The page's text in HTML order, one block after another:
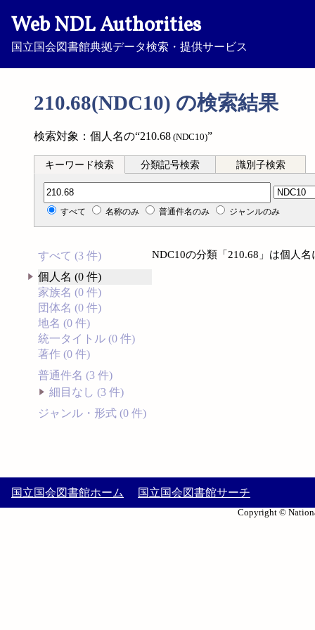
Web NDL Authorities
国立国会図書館典拠データ検索・提供サービス
210.68(NDC10) の検索結果
検索対象：個人名の“210.68 (NDC10)”
キーワード検索 分類記号検索 識別子検索
分類記号検索
すべて 名称のみ 普通件名のみ ジャンルのみ
すべて (3 件)
個人名 (0 件)
家族名 (0 件)
団体名 (0 件)
地名 (0 件)
統一タイトル (0 件)
著作 (0 件)
普通件名 (3 件)
細目なし (3 件)
ジャンル・形式 (0 件)
NDC10の分類「210.68」は個人
国立国会図書館ホーム 国立国会図書館サーチ
Copyright ©